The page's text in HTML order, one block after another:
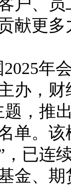
献更多
2025年
办，
题，推
单。
，已连
金、